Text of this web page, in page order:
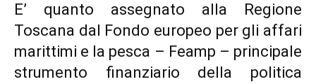
E’ quanto assegnato alla Regione
Toscana dal Fondo europeo per gli affari
marittimi e la pesca – Feamp – principale
strumento finanziario della politica